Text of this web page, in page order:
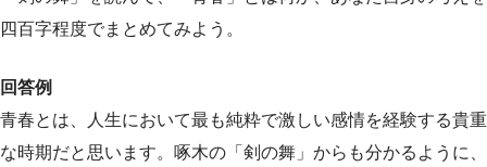
四百字程度でまとめてみよう。
回答例
青春とは、人生において最も純粋で激しい感情を経験する貴重
な時期だと思います。啄木の「剣の舞」からも分かるように、